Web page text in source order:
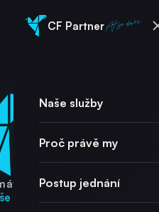
CF PartnerAť se daří
Naše služby
Proč právě my
Postup jednání
kadeřníka.
finance?